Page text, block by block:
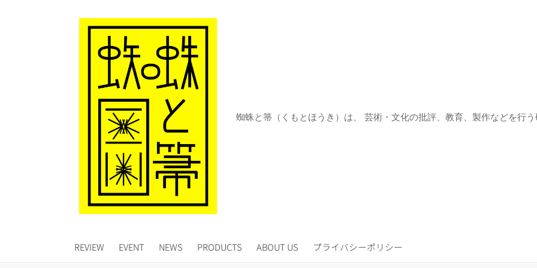
蜘蛛と箒（くもとほうき）は、 芸術・文化の批評、教育、製作などを行う
REVIEW EVENT NEWS PRODUCTS ABOUT US プライバシーポリシー